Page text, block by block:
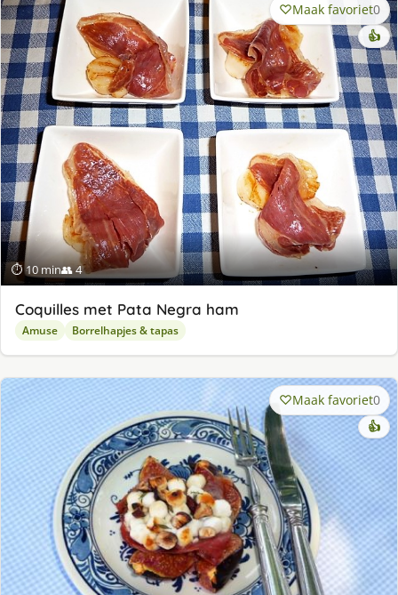
⏱ 10 min👥 4
Maak favoriet0
👍
Coquilles met Pata Negra ham
Amuse Borrelhapjes & tapas
Maak favoriet0
👍